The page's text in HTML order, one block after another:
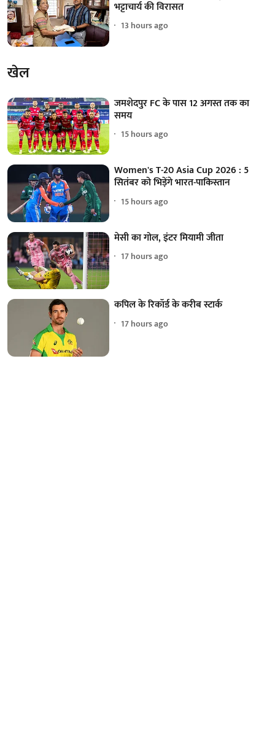
भट्टाचार्य की विरासत
13 hours ago
खेल
जमशेदपुर FC के पास 12 अगस्त तक का
समय
15 hours ago
Women's T-20 Asia Cup 2026 : 5
सितंबर को भिड़ेंगे भारत-पाकिस्तान
15 hours ago
मेसी का गोल, इंटर मियामी जीता
17 hours ago
कपिल के रिकॉर्ड के करीब स्टार्क
17 hours ago